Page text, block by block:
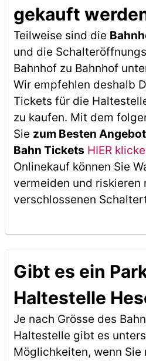
gekauft
Teilweise sind die
und die
Bahnhof zu Bahnhof
Wir empfehlen deshalb
Tickets für die
zu kaufen. Mit dem
Sie zum Besten
Bahn Tickets HIER
Onlinekauf können Sie
vermeiden und riskieren
verschlossenen
Gibt es ein
Haltestelle
Je nach Grösse des
Haltestelle gibt es
Möglichkeiten, wenn Sie